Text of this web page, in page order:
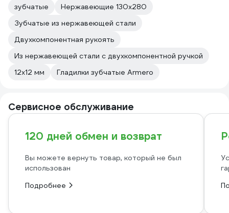
зубчатые
Нержавеющие 130х280
Зубчатые из нержавеющей стали
Двухкомпонентная рукоять
Из нержавеющей стали с двухкомпонентной ручкой
12х12 мм
Гладилки зубчатые Armero
Сервисное обслуживание
120 дней обмен и возврат
Вы можете вернуть товар, который не был
использован
Подробнее